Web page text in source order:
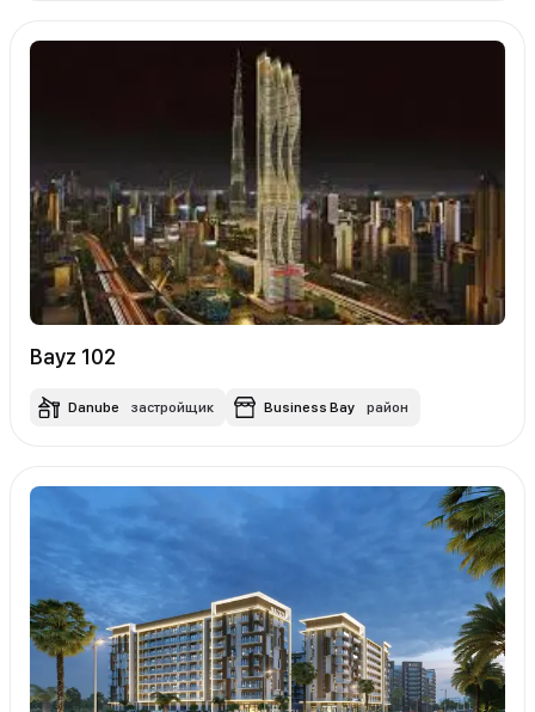
Bayz 102
Danube застройщик Business Bay район